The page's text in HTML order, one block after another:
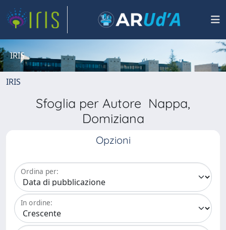
IRIS
IRIS
Sfoglia per Autore Nappa,
Domiziana
Opzioni
Ordina per:
In ordine: